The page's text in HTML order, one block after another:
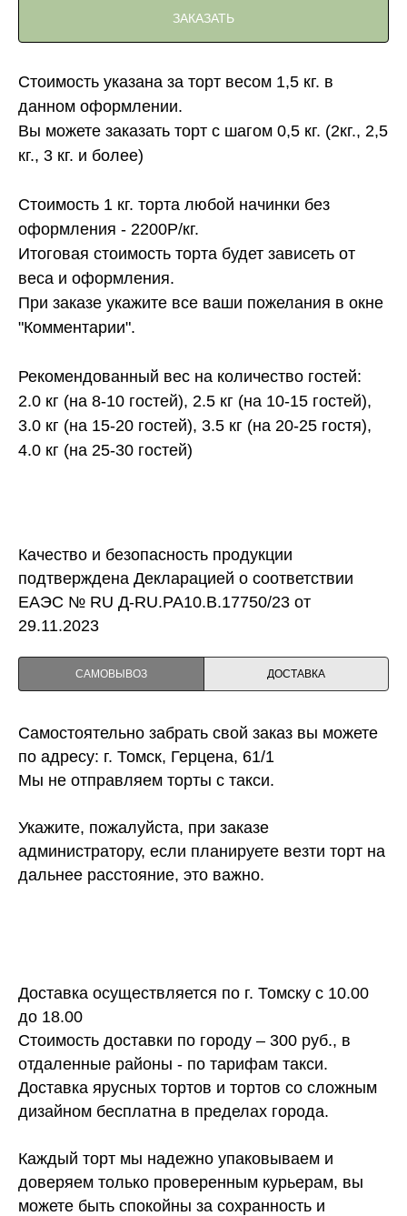
ЗАКАЗАТЬ
Стоимость указана за торт весом 1,5 кг. в
данном оформлении.
Вы можете заказать торт с шагом 0,5 кг. (2кг., 2,5
кг., 3 кг. и более)
Стоимость 1 кг. торта любой начинки без
оформления - 2200Р/кг.
Итоговая стоимость торта будет зависеть от
веса и оформления.
При заказе укажите все ваши пожелания в окне
"Комментарии".
Рекомендованный вес на количество гостей:
2.0 кг (на 8-10 гостей), 2.5 кг (на 10-15 гостей),
3.0 кг (на 15-20 гостей), 3.5 кг (на 20-25 гостя),
4.0 кг (на 25-30 гостей)
Качество и безопасность продукции
подтверждена Декларацией о соответствии
ЕАЭС № RU Д-RU.PA10.B.17750/23 от
29.11.2023
САМОВЫВОЗ ДОСТАВКА
Самостоятельно забрать свой заказ вы можете
по адресу: г. Томск, Герцена, 61/1
Мы не отправляем торты с такси.
Укажите, пожалуйста, при заказе
администратору, если планируете везти торт на
дальнее расстояние, это важно.
Доставка осуществляется по г. Томску с 10.00
до 18.00
Стоимость доставки по городу – 300 руб., в
отдаленные районы - по тарифам такси.
Доставка ярусных тортов и тортов со сложным
дизайном бесплатна в пределах города.
Каждый торт мы надежно упаковываем и
доверяем только проверенным курьерам, вы
можете быть спокойны за сохранность и